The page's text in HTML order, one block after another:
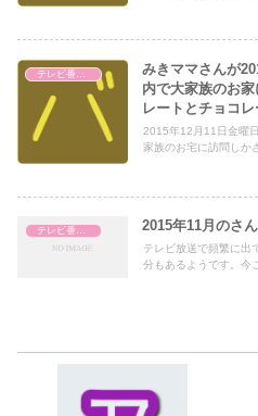
テレビ番組レビュー
みきママさんが
内で大家族のお
レートとチョコ
2015年12月11日金曜
家族のお宅に訪問しか
テレビ番組レビュー 2015年11月のさ
テレビ放送で頻繁に出
分もあるようです。今